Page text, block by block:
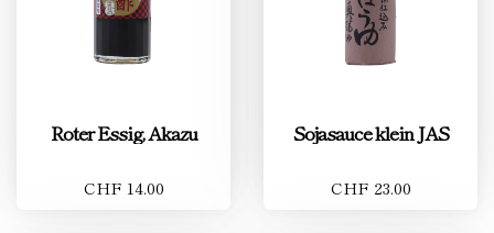
Roter Essig, Akazu
CHF 14.00
Sojasauce klein JAS
CHF 23.00